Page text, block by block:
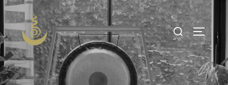
Aller
au
contenu
Rechercher :